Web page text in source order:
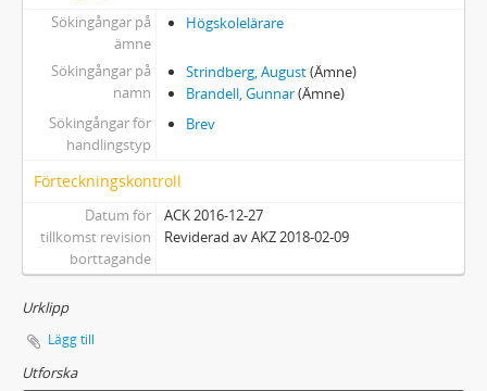
Sökingångar på
ämne
Högskolelärare
Sökingångar på
namn
Strindberg, August(Ämne)
Brandell, Gunnar(Ämne)
Sökingångar för
handlingstyp
Brev
Förteckningskontroll
Datum för
tillkomst revision
borttagande
ACK 2016-12-27
Reviderad av AKZ 2018-02-09
Urklipp
Lägg till
Utforska